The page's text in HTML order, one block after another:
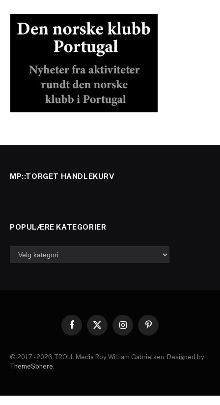
MP::TORGET HANDLEKURV
POPULÆRE KATEGORIER
Populære
kategorier
Facebook
X
InstagramPinterest
© 2017 - 2026 TROLL Media Roy William Gabrielsen. Designed by
ThemeSphere.